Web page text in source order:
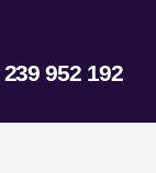
239 952 192